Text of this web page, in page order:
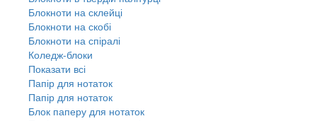
Блокноти на склейці
Блокноти на скобі
Блокноти на спіралі
Коледж-блоки
Показати всі
Папір для нотаток
Папір для нотаток
Блок паперу для нотаток